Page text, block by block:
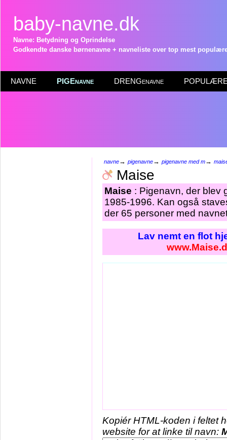
baby-navne.dk
Navne: Betydning og Oprindelse
Godkendte danske børnenavne + navneliste over top mest
NAVNE PIGEnavne DRENGenavne POPULÆRE
navne→ pigenavne→ pigenavne med m→
Maise
Maise : Pigenavn, der blev
1985-1996. Kan også
der 65 personer med
Lav nemt en flot
Kopiér HTML-koden i feltet
website for at linke til navn: